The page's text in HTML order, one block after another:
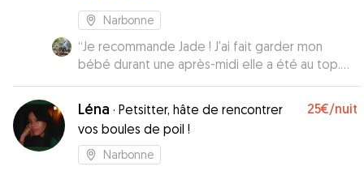
Narbonne
“Je recommande Jade ! J'ai fait garder mon
bébé durant une après-midi elle a été au top.
Jade m'a même envoyé une photo dans l'après-
midi pour me dire que tout allait très bien, ce qui
m'a rassuré c'était la première fois que je le
faisais garder.”
Léna · Petsitter, hâte de rencontrer
vos boules de poil !
25€/nuit
Narbonne